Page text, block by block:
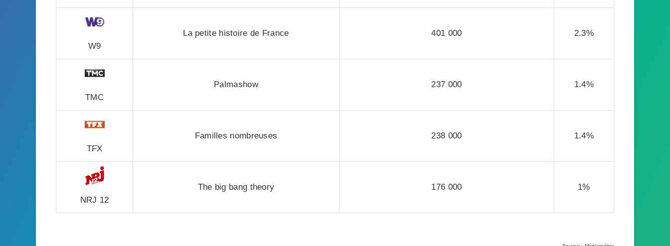
W9
La petite histoire de France 401 000 2.3%
TMC
Palmashow 237 000 1.4%
TFX
Familles nombreuses 238 000 1.4%
NRJ 12
The big bang theory 176 000 1%